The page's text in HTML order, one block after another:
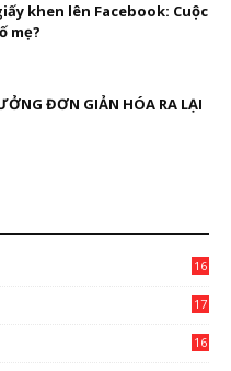
khen lên Facebook: Cuộc
mẹ?
ĐƠN GIẢN HÓA RA LẠI
16
17
16